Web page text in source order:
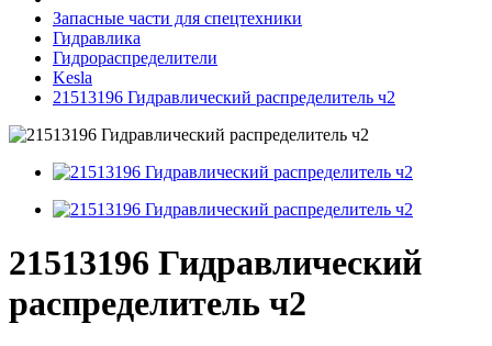
Запасные части для спецтехники
Гидравлика
Гидрораспределители
Kesla
21513196 Гидравлический распределитель ч2
21513196 Гидравлический
распределитель ч2